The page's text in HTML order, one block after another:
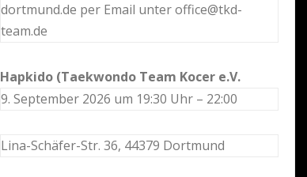
dortmund.de per Email unter office@tkd-
team.de
Hapkido (Taekwondo Team Kocer e.V.
9. September 2026 um 19:30 Uhr – 22:00
Lina-Schäfer-Str. 36, 44379 Dortmund